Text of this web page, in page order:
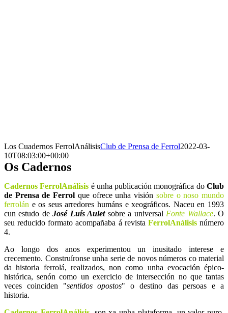
Los Cuadernos FerrolAnálisisClub de Prensa de Ferrol2022-03-
10T08:03:00+00:00
Os Cadernos
Cadernos FerrolAnálisis é unha publicación monográfica doClub
de Prensa de Ferrol que ofrece unha visión sobre o noso mundo
ferrolán e os seus arredores humáns e xeográficos. Naceu en 1993
cun estudo deJosé Luís Auletsobre a universal Fonte Wallace. O
seu reducido formato acompañaba á revista FerrolAnálisisnúmero
4.
Ao longo dos anos experimentou un inusitado interese e
crecemento. Construíronse unha serie de novos números co material
da historia ferrolá, realizados, non como unha evocación épico-
histórica, senón como un exercicio de intersección no que tantas
veces coinciden "sentidos opostos" o destino das persoas e a
historia.